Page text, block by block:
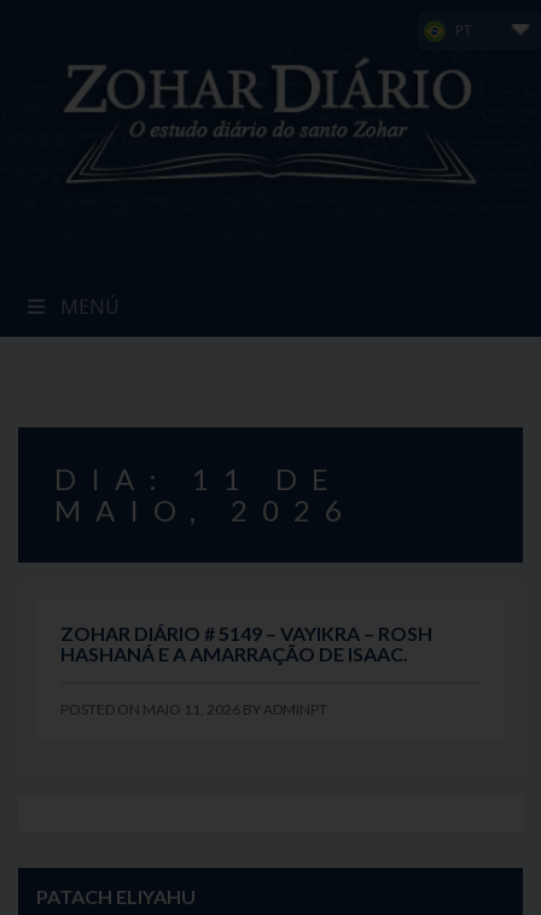
PT
MENÚ
DIA: 11 DE
MAIO, 2026
ZOHAR DIÁRIO # 5149 – VAYIKRA – ROSH
HASHANÁ E A AMARRAÇÃO DE ISAAC.
POSTED ON MAIO 11, 2026 BY ADMINPT
PATACH ELIYAHU